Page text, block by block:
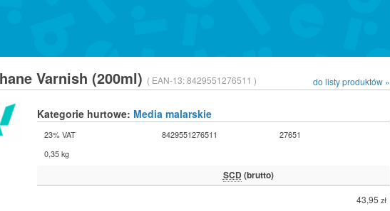
Varnish (200ml) ( EAN-13:8429551276511 ) do listy produktów »
Kategorie hurtowe: Media malarskie
23% VAT 8429551276511
27651
0,35 kg
SCD (brutto)
43,95 zł